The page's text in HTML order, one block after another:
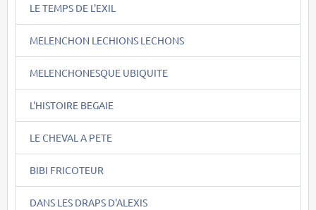
LE TEMPS DE L'EXIL
MELENCHON LECHIONS LECHONS
MELENCHONESQUE UBIQUITE
L'HISTOIRE BEGAIE
LE CHEVAL A PETE
BIBI FRICOTEUR
DANS LES DRAPS D'ALEXIS